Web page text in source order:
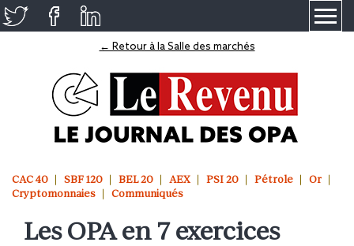
← Retour à la Salle des marchés
CAC 40 SBF 120 BEL 20 AEX PSI 20 Pétrole
Or
Cryptomonnaies
Communiqués
Les OPA en 7 exercices